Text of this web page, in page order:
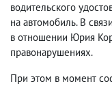
водительского
на автомобиль. В
в отношении Юрия
правонарушениях.
При этом в момент